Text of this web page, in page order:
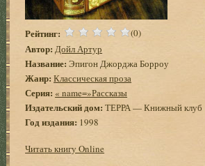
Рейтинг: (0)
Автор: Дойл Артур
Название: Эпигон Джорджа Борроу
Жанр: Классическая проза
Серия: « name=»Рассказы
Издательский дом: ТЕРРА — Книжный клуб
Год издания: 1998
Читать книгу Online